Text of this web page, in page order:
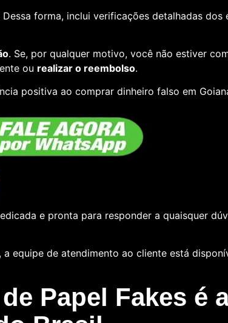
forma, inclui verificações detalhadas dos
. Se, por qualquer motivo, você não estiver
ou realizar o reembolso.
positiva ao comprar dinheiro falso em
e pronta para responder a quaisquer
equipe de atendimento ao cliente está
Papel Fakes é